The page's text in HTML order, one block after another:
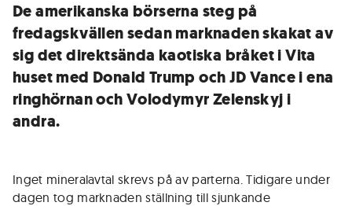
De amerikanska börserna steg på
fredagskvällen sedan marknaden skakat av
sig det direktsända kaotiska bråket i Vita
huset med Donald Trump och JD Vance i ena
ringhörnan och Volodymyr Zelenskyj i
andra.
Inget mineralavtal skrevs på av parterna. Tidigare under
dagen tog marknaden ställning till sjunkande